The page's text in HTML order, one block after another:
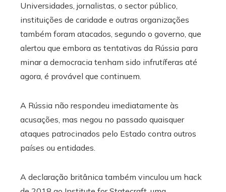
Universidades, jornalistas, o sector público,
instituições de caridade e outras organizações
também foram atacados, segundo o governo, que
alertou que embora as tentativas da Rússia para
minar a democracia tenham sido infrutíferas até
agora, é provável que continuem.
A Rússia não respondeu imediatamente às
acusações, mas negou no passado quaisquer
ataques patrocinados pelo Estado contra outros
países ou entidades.
A declaração britânica também vinculou um hack